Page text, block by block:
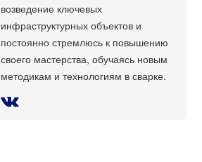
возведение ключевых
инфраструктурных объектов и
постоянно стремлюсь к повышению
своего мастерства, обучаясь новым
методикам и технологиям в сварке.